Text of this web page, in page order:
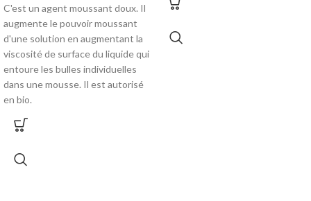
C'est un agent moussant doux. Il
augmente le pouvoir moussant
d'une solution en augmentant la
viscosité de surface du liquide qui
entoure les bulles individuelles
dans une mousse. Il est autorisé
en bio.